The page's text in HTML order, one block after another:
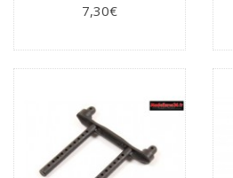
7,30€